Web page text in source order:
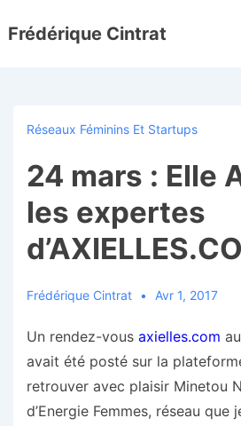
passer
Frédérique Cintrat
Réseaux Féminins Et Startups
24 mars : Elle
les expertes
Frédérique Cintrat Avr 1, 2017
Un rendez-vous axielles.com
avait été posté sur la
retrouver avec plaisir Minetou
d’Energie Femmes, réseau que